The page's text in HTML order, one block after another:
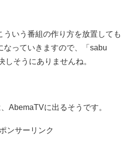
ういう番組の作り方を放置しても
なっていきますので、「sabu
そうにありませんね。
AbemaTVに出るそうです。
ンサーリンク